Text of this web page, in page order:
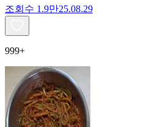
조회수 1.9만25.08.29
999+